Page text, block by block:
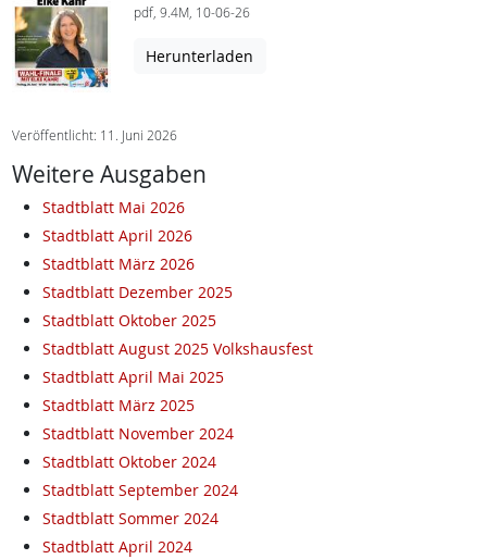
pdf, 9.4M, 10-06-26
Herunterladen
Veröffentlicht: 11. Juni 2026
Weitere Ausgaben
Stadtblatt Mai 2026
Stadtblatt April 2026
Stadtblatt März 2026
Stadtblatt Dezember 2025
Stadtblatt Oktober 2025
Stadtblatt August 2025 Volkshausfest
Stadtblatt April Mai 2025
Stadtblatt März 2025
Stadtblatt November 2024
Stadtblatt Oktober 2024
Stadtblatt September 2024
Stadtblatt Sommer 2024
Stadtblatt April 2024